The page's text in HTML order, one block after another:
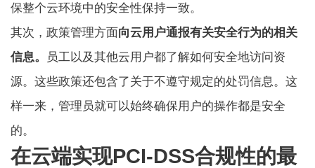
保整个云环境中的安全性保持一致。
其次，政策管理方面向云用户通报有关安全行为的相关
信息。
员工以及其他云用户都了解如何安全地访问资
源。这些政策还包含了关于不遵守规定的处罚信息。这
样一来，管理员就可以始终确保用户的操作都是安全
的。
在云端实现PCI-DSS合规性的最